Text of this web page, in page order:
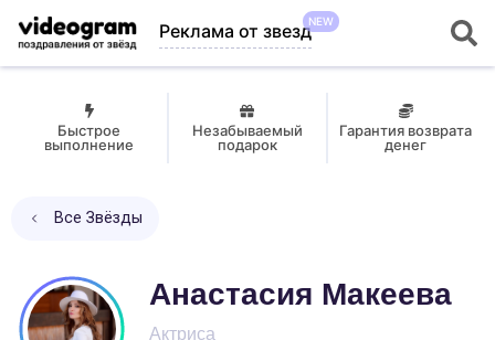
Реклама от звездNEW
Быстрое
выполнение
Незабываемый
подарок
Гарантия возврата
денег
Все Звёзды
Анастасия Макеева
Актриса